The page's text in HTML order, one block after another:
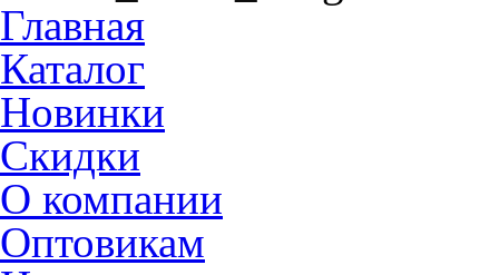
Главная
Каталог
Новинки
Скидки
О компании
Оптовикам